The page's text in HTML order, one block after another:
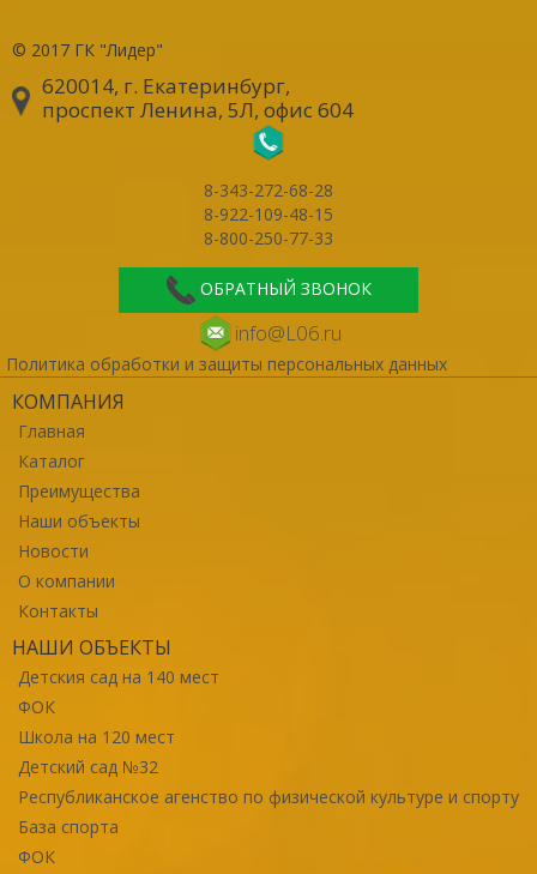
© 2017 ГК "Лидер"
620014, г. Екатеринбург,
проспект Ленина, 5Л, офис 604
8-343-272-68-28
8-922-109-48-15
8-800-250-77-33
ОБРАТНЫЙ ЗВОНОК
info@L06.ru
Политика обработки и защиты персональных данных
КОМПАНИЯ
Главная
Каталог
Преимущества
Наши объекты
Новости
О компании
Контакты
НАШИ ОБЪЕКТЫ
Детския сад на 140 мест
ФОК
Школа на 120 мест
Детский сад №32
Республиканское агенство по физической культуре и спорту
База спорта
ФОК